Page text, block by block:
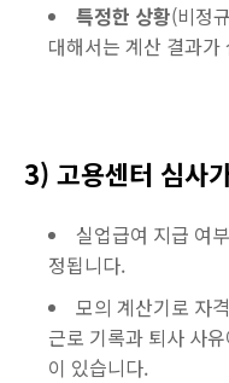
특정한 상황(비정
대해서는 계산 결과
3) 고용센터 심사
실업급여 지급 여
정됩니다.
모의 계산기로 자
근로 기록과 퇴사 사
이 있습니다.